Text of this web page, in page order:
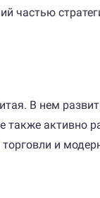
частью
В нем
активно
и